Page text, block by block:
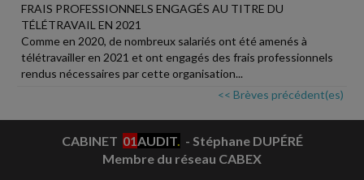
FRAIS PROFESSIONNELS ENGAGÉS AU TITRE DU
TÉLÉTRAVAIL EN 2021
Comme en 2020, de nombreux salariés ont été amenés à
télétravailler en 2021 et ont engagés des frais professionnels
rendus nécessaires par cette organisation...
<< Brèves précédent(es)
CABINET 01 AUDIT. - Stéphane DUPÉRÉ
Membre du réseau CABEX